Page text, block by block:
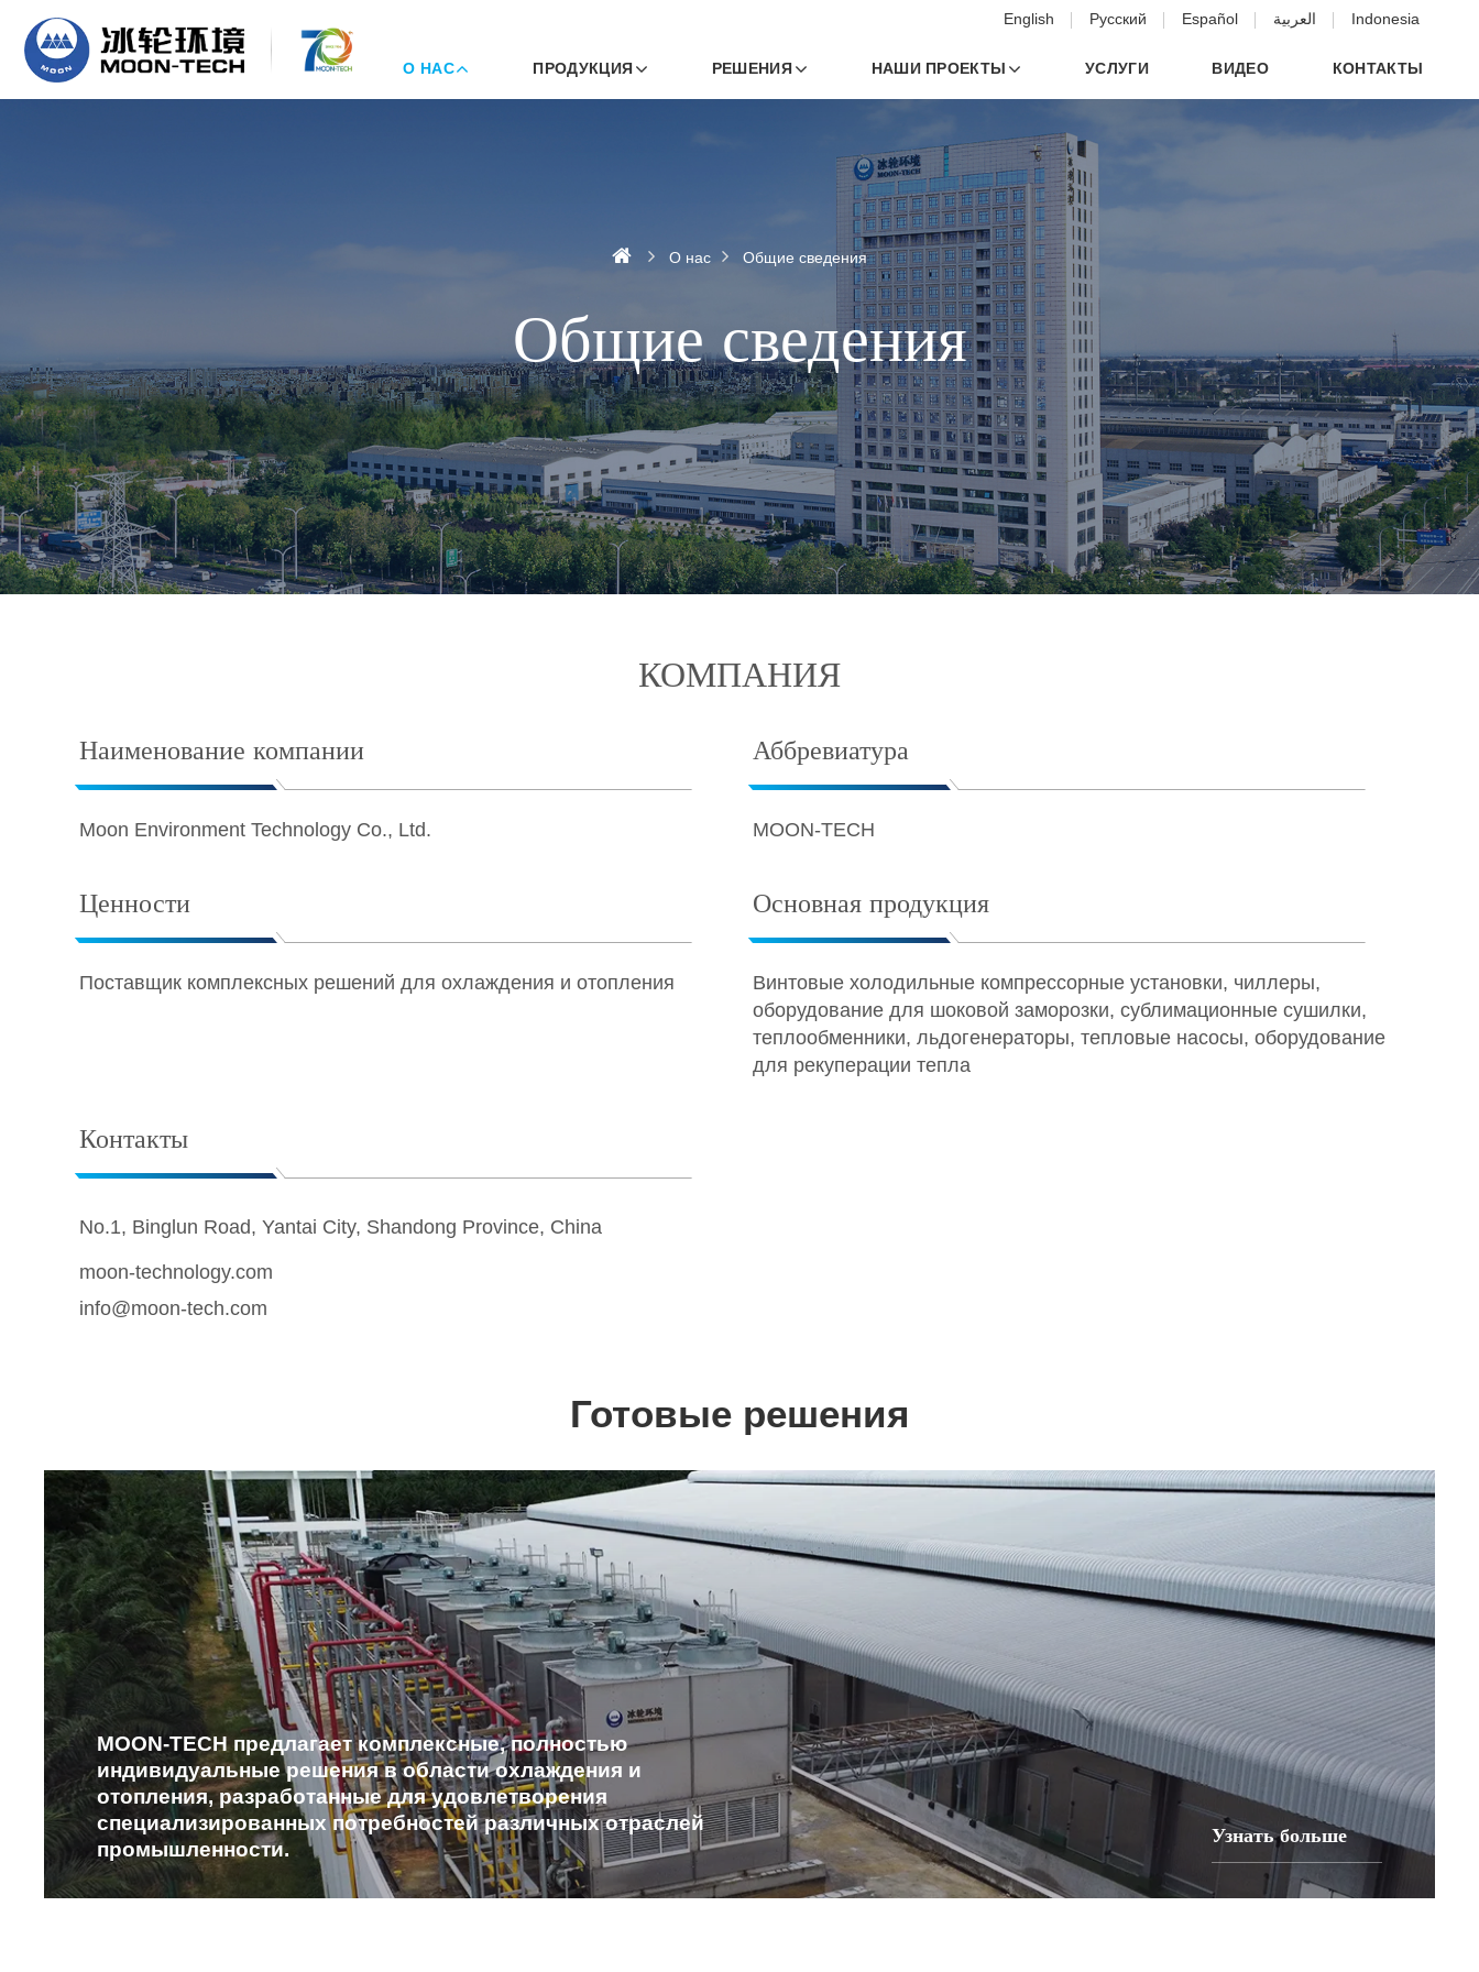
English Русский Español العربية Indonesia
О НАС ПРОДУКЦИЯ РЕШЕНИЯ НАШИ ПРОЕКТЫ УСЛУГИ ВИДЕО КОНТАКТЫ
О нас Общие сведения
Общие сведения
КОМПАНИЯ
Наименование компании
Moon Environment Technology Co., Ltd.
Аббревиатура
MOON-TECH
Ценности
Поставщик комплексных решений для охлаждения и отопления
Основная продукция
Винтовые холодильные компрессорные установки, чиллеры,
оборудование для шоковой заморозки, сублимационные сушилки,
теплообменники, льдогенераторы, тепловые насосы, оборудование
для рекуперации тепла
Контакты
No.1, Binglun Road, Yantai City, Shandong Province, China
moon-technology.com
info@moon-tech.com
Готовые решения
Узнать больше
MOON-TECH предлагает комплексные, полностью
индивидуальные решения в области охлаждения и
отопления, разработанные для удовлетворения
специализированных потребностей различных отраслей
промышленности.